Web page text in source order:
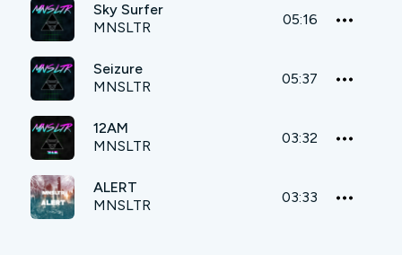
Sky Surfer
MNSLTR
05:16
Seizure
MNSLTR
05:37
12AM
MNSLTR
03:32
ALERT
MNSLTR
03:33